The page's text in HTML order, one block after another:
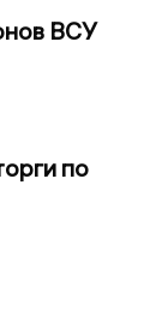
ВСУ
по